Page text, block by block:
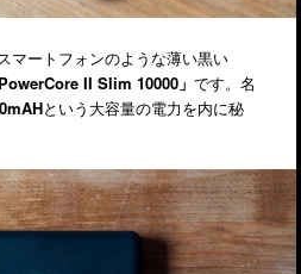
マートフォンのような薄い黒い
II Slim 10000」 です。名
という大容量の電力を内に秘